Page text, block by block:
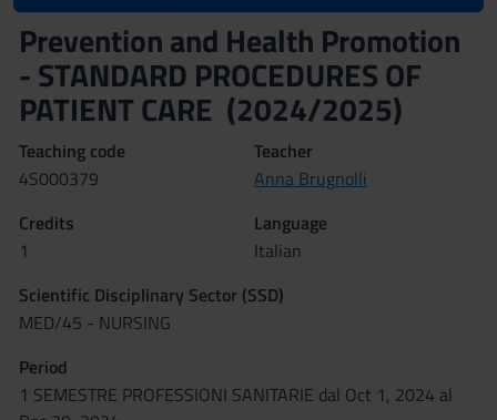
Prevention and Health Promotion
- STANDARD PROCEDURES OF
PATIENT CARE (2024/2025)
Teaching code
4S000379
Teacher
Anna Brugnolli
Credits
1
Language
Italian
Scientific Disciplinary Sector (SSD)
MED/45 - NURSING
Period
1 SEMESTRE PROFESSIONI SANITARIE dal Oct 1, 2024 al